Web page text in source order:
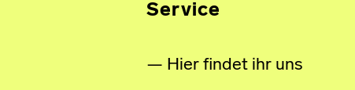
Service
Hier findet ihr uns